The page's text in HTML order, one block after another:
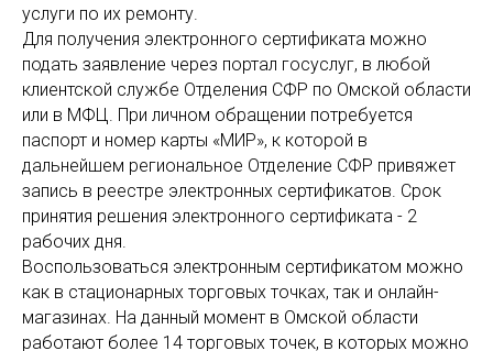
услуги по их ремонту.
Для получения электронного сертификата можно
подать заявление через портал госуслуг, в любой
клиентской службе Отделения СФР по Омской области
или в МФЦ. При личном обращении потребуется
паспорт и номер карты «МИР», к которой в
дальнейшем региональное Отделение СФР привяжет
запись в реестре электронных сертификатов. Срок
принятия решения электронного сертификата - 2
рабочих дня.
Воспользоваться электронным сертификатом можно
как в стационарных торговых точках, так и онлайн-
магазинах. На данный момент в Омской области
работают более 14 торговых точек, в которых можно